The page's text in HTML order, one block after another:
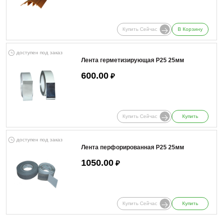
Купить Сейчас В Корзину
доступен под заказ
Лента герметизирующая Р25 25мм
600.00 ₽
Купить Сейчас Купить
доступен под заказ
Лента перфорированная Р25 25мм
1050.00 ₽
Купить Сейчас Купить